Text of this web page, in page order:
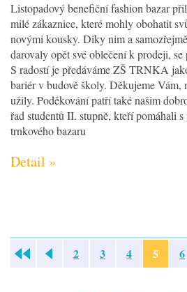
Listopadový benefiční fashion bazar
milé zákaznice, které mohly obohatit
novými kousky. Díky nim a
darovaly opět své oblečení k prodeji,
S radostí je předáváme ZŠ TRNKA
bariér v budově školy. Děkujeme Vám,
užily. Poděkování patří také našim
řad studentů II. stupně, kteří pomáhali
trnkového bazaru
Detail »
2 3 4 5 6